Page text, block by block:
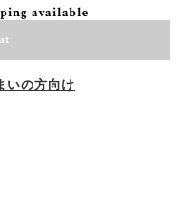
available
いの方向け